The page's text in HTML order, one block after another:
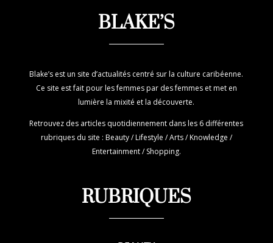
BLAKE’S
Blake’s est un site d’actualités centré sur la culture caribéenne.
Ce site est fait pour les femmes par des femmes et met en
lumière la mixité et la découverte.
Retrouvez des articles quotidiennement dans les 6 différentes
rubriques du site : Beauty / Lifestyle / Arts / Knowledge /
Entertainment / Shopping.
RUBRIQUES